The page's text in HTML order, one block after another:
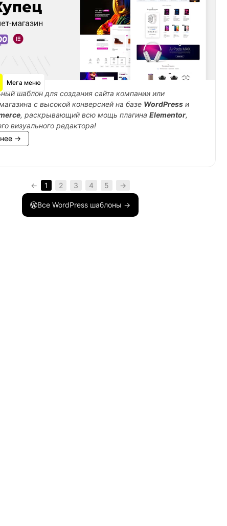
соединение.'
Мега меню
шаблон для создания сайта компании или
с высокой конверсией на базе WordPress и
, раскрывающий всю мощь плагинаElementor,
визуального редактора!
→
← 1 2 3 4 5 →
Все WordPress шаблоны →